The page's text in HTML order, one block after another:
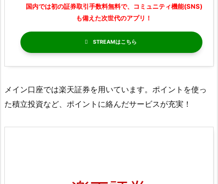
国内では初の証券取引手数料無料で、コミュニティ機能(SNS)
も備えた次世代のアプリ！
STREAM
メイン口座では楽天証券を用いています。ポイントを使っ
た積立投資など、ポイントに絡んだサービスが充実！